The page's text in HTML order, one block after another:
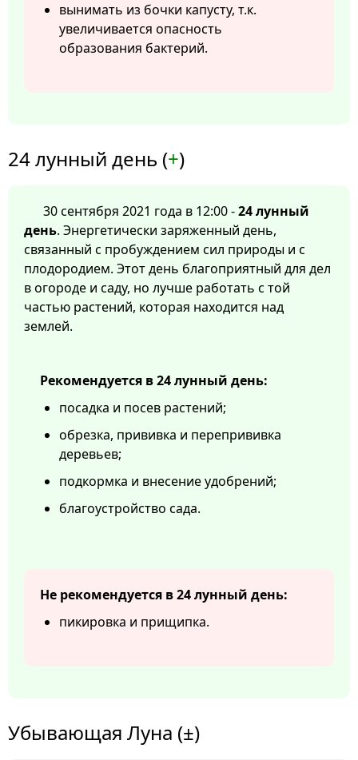
вынимать из бочки капусту, т.к.
увеличивается опасность
образования бактерий.
24 лунный день (+)
30 сентября 2021 года в 12:00 -24 лунный
день. Энергетически заряженный день,
связанный с пробуждением сил природы и с
плодородием. Этот день благоприятный для дел
в огороде и саду, но лучше работать с той
частью растений, которая находится над
землей.
Рекомендуется в 24 лунный день:
посадка и посев растений;
обрезка, прививка и перепрививка
деревьев;
подкормка и внесение удобрений;
благоустройство сада.
Не рекомендуется в 24 лунный день:
пикировка и прищипка.
Убывающая Луна (±)